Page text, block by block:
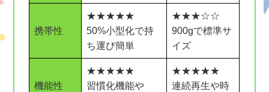
携帯性
★★★★★
50%小型化で持
ち運び簡単
★★★☆☆
900gで標準サ
イズ
機能性
★★★★★
習慣化機能や
★★★★★
連続再生や時